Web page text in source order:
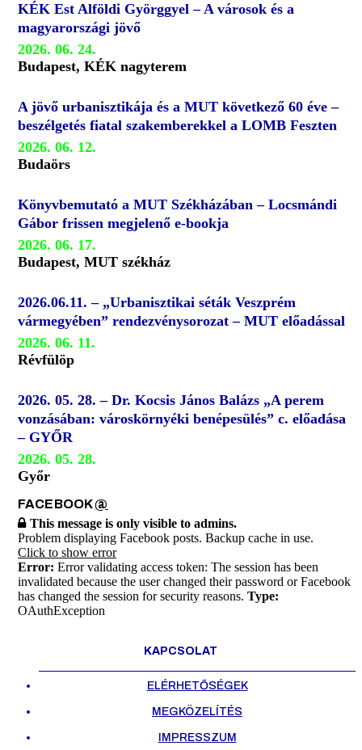
KÉK Est Alföldi Györggyel – A városok és a
magyarországi jövő
2026. 06. 24.
Budapest, KÉK nagyterem
A jövő urbanisztikája és a MUT következő 60 éve –
beszélgetés fiatal szakemberekkel a LOMB Feszten
2026. 06. 12.
Budaörs
Könyvbemutató a MUT Székházában – Locsmándi
Gábor frissen megjelenő e-bookja
2026. 06. 17.
Budapest, MUT székház
2026.06.11. – „Urbanisztikai séták Veszprém
vármegyében” rendezvénysorozat – MUT előadással
2026. 06. 11.
Révfülöp
2026. 05. 28. – Dr. Kocsis János Balázs „A perem
vonzásában: városkörnyéki benépesülés” c. előadása
– GYŐR
2026. 05. 28.
Győr
FACEBOOK@
This message is only visible to admins.
Problem displaying Facebook posts. Backup cache in use.
Click to show error
Error: Error validating access token: The session has been
invalidated because the user changed their password or Facebook
has changed the session for security reasons. Type:
OAuthException
KAPCSOLAT
ELÉRHETŐSÉGEK
MEGKÖZELÍTÉS
IMPRESSZUM